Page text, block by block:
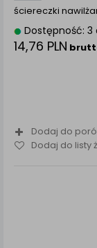
ściereczki
Dostępność: 3
14,76 PLN
Dodaj do
Dodaj do listy